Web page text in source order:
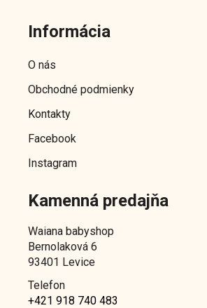
Informácia
O nás
Obchodné podmienky
Kontakty
Facebook
Instagram
Kamenná predajňa
Waiana babyshop
Bernolaková 6
93401 Levice
Telefon
+421 918 740 483